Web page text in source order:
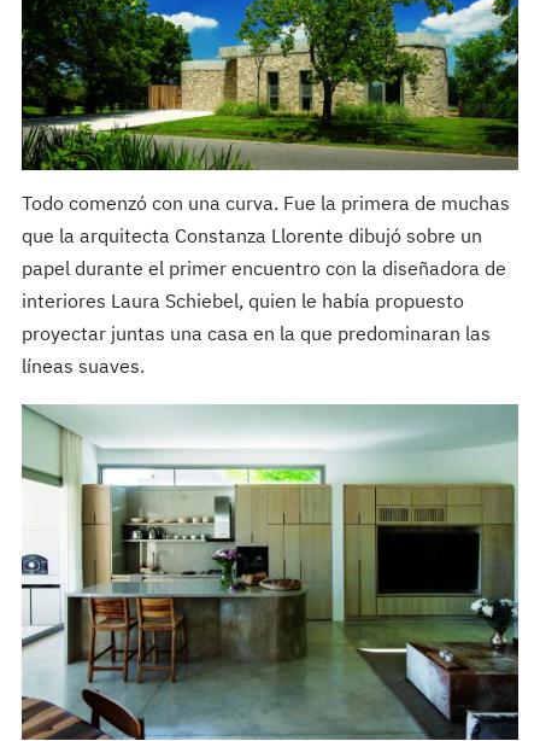
Todo comenzó con una curva. Fue la primera de muchas
que la arquitecta Constanza Llorente dibujó sobre un
papel durante el primer encuentro con la diseñadora de
interiores Laura Schiebel, quien le había propuesto
proyectar juntas una casa en la que predominaran las
líneas suaves.